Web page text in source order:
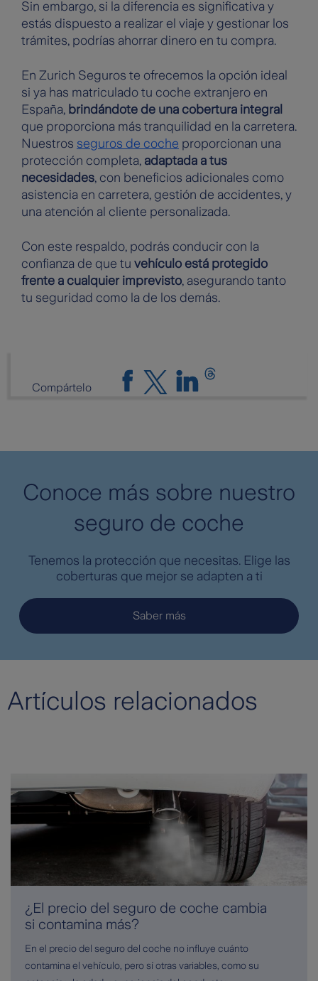
Sin embargo, si la diferencia es significativa y
estás dispuesto a realizar el viaje y gestionar los
trámites, podrías ahorrar dinero en tu compra.
En Zurich Seguros te ofrecemos la opción ideal
si ya has matriculado tu coche extranjero en
España, brindándote de una cobertura integral
que proporciona más tranquilidad en la carretera.
Nuestros seguros de coche proporcionan una
protección completa, adaptada a tus
necesidades, con beneficios adicionales como
asistencia en carretera, gestión de accidentes, y
una atención al cliente personalizada.
Con este respaldo, podrás conducir con la
confianza de que tu vehículo está protegido
frente a cualquier imprevisto, asegurando tanto
tu seguridad como la de los demás.
Compártelo
Conoce más sobre nuestro
seguro de coche
Tenemos la protección que necesitas. Elige las
coberturas que mejor se adapten a ti
Saber más
Artículos relacionados
¿El precio del seguro de coche cambia
si contamina más?
En el precio del seguro del coche no influye cuánto
contamina el vehículo, pero sí otras variables, como su